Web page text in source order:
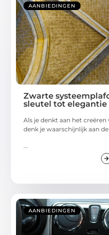
AANBIEDINGEN
Zwarte
sleutel tot elegantie
Als je denkt aan het
denk je waarschijnlijk aan de
AANBIEDINGEN